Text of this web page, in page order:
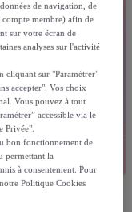
de navigation, de
compte membre) afin de
sur votre écran de
analyses sur l'activité
cliquant sur "Paramétrer"
accepter". Vos choix
Vous pouvez à tout
accessible via le
Privée".
bon fonctionnement de
permettant la
à consentement. Pour
Politique Cookies